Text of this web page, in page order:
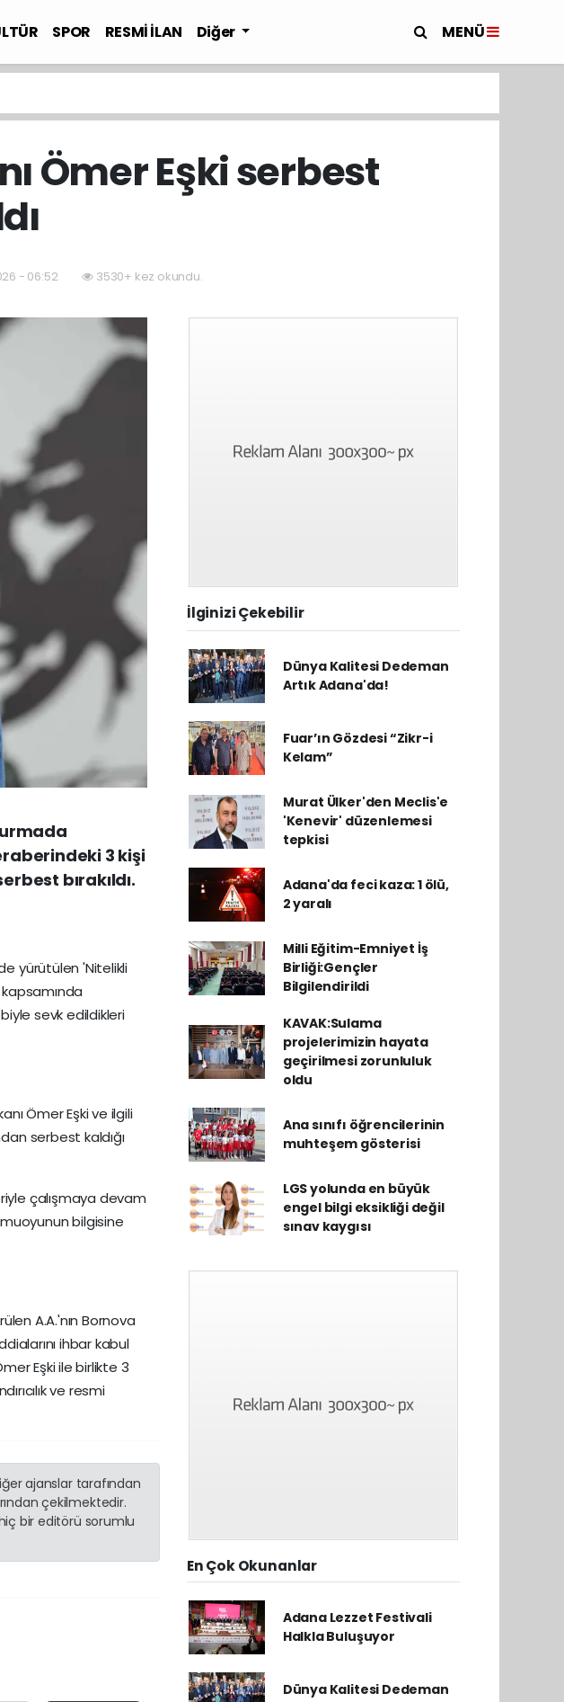
SPOR RESMİ İLAN Diğer MENÜ
Ömer Eşki serbest
- 06:52 3530+ kez okundu.
3 kişi
bırakıldı.
yürütülen 'Nitelikli
sevk edildikleri
Ömer Eşki ve ilgili
serbest kaldığı
çalışmaya devam
bilgisine
A.A.'nın Bornova
ihbar kabul
Eşki ile birlikte 3
ve resmi
ajanslar tarafından
çekilmektedir.
bir editörü sorumlu
İlginizi Çekebilir
Dünya Kalitesi Dedeman
Artık Adana'da!
Fuar’ın Gözdesi “Zikr-i
Kelam”
Murat Ülker'den Meclis'e
'Kenevir' düzenlemesi
tepkisi
Adana'da feci kaza: 1 ölü,
2 yaralı
Milli Eğitim-Emniyet İş
Birliği:Gençler
Bilgilendirildi
KAVAK:Sulama
projelerimizin hayata
geçirilmesi zorunluluk
oldu
Ana sınıfı öğrencilerinin
muhteşem gösterisi
LGS yolunda en büyük
engel bilgi eksikliği değil
sınav kaygısı
En Çok Okunanlar
Adana Lezzet Festivali
Halkla Buluşuyor
Dünya Kalitesi Dedeman